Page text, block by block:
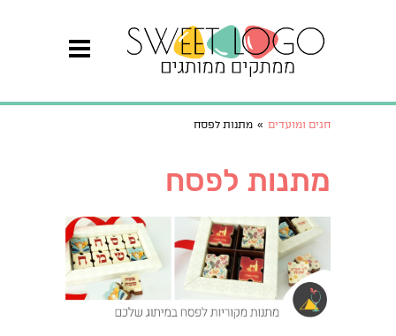
חגים ומועדים » מתנות לפסח
מתנות לפסח